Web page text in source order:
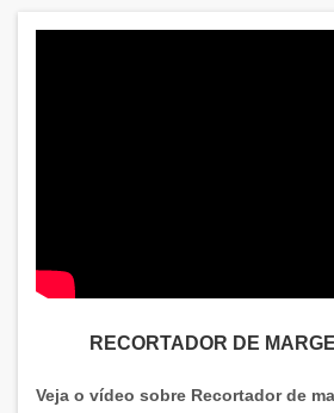
RECORTADOR DE
Veja o vídeo sobre Recortador de